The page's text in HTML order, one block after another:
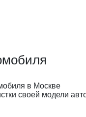
в Москве
своей модели